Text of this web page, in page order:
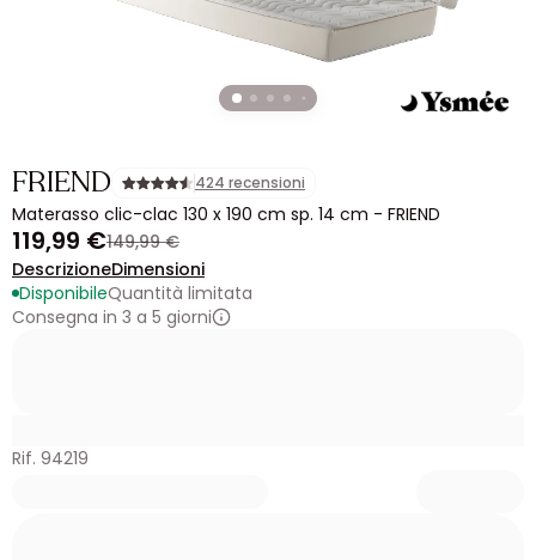
FRIEND 424 recensioni
Materasso clic-clac 130 x 190 cm sp. 14 cm - FRIEND
119,99 €149,99 €
DescrizioneDimensioni
DisponibileQuantità limitata
Consegna in 3 a 5 giorni
Rif. 94219